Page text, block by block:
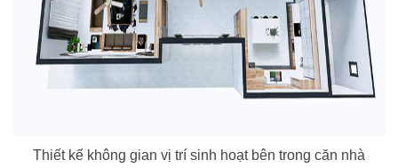
Thiết kế không gian vị trí sinh hoạt bên trong căn nhà